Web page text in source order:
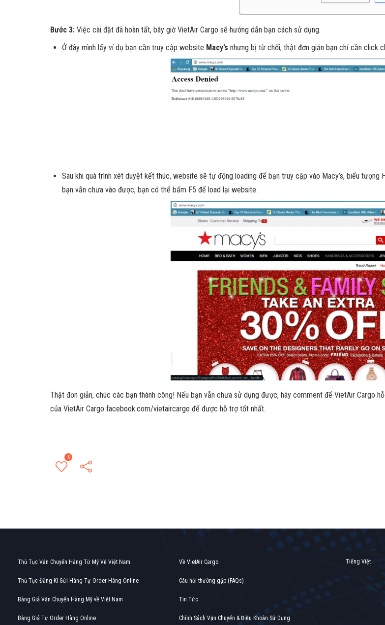
Bước 3: Việc cài đặt đã hoàn tất, bây giờ VietAir Cargo sẽ hướng dẫn bạn cách sử dụng.
Ở đây mình lấy ví dụ bạn cần truy cập website Macy’s nhưng bị từ chối, thật đơn giản bạn chỉ cần click
Sau khi quá trình xét duyệt kết thúc, website sẽ tự động loading để bạn truy cập vào Macy’s, biểu
bạn vẫn chưa vào được, bạn có thể bấm F5 để load lại website.
Thật đơn giản, chúc các bạn thành công! Nếu bạn vẫn chưa sử dụng được, hãy comment để VietAir Cargo
của VietAir Cargo facebook.com/vietaircargo để được hỗ trợ tốt nhất.
0
Thủ Tục Vận Chuyển Hàng Từ Mỹ Về Việt Nam
Thủ Tục Đăng Kí Gửi Hàng Tự Order Hàng Online
Bảng Giá Vận Chuyển Hàng Mỹ về Việt Nam
Bảng Giá Tự Order Hàng Online
Về VietAir Cargo
Câu hỏi thường gặp (FAQs)
Tin Tức
Chính Sách Vận Chuyển & Điều Khoản Sử Dụng
Tiếng Việt